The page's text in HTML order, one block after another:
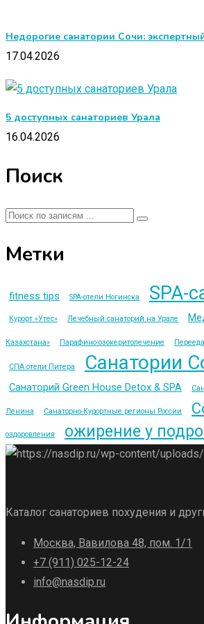
Недорогие санатории Сочи:
17.04.2026
5 доступных санаториев Урала
16.04.2026
Поиск
Метки
fitness tips SPA-отели Ногинска SPA-
Курорт «Утес» Лечебный санаторий на Урале
Казахстана» Парафино-озокеритолечение
СПА отели Питера Санатории
Санаторий Green House Detox & SPA
Ленина Санаторно-Курортные регионы России
оздоровления ожирение у
Каталог санаториев похудения и
Москва, Вавилова 48, пом. 1/1
+7 (911) 025-12-24
info@nasdip.ru